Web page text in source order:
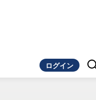
ログイン